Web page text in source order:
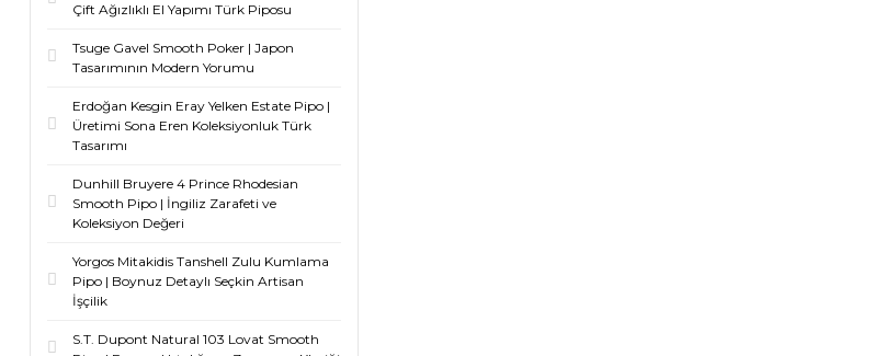
Çift Ağızlıklı El Yapımı Türk Piposu
Tsuge Gavel Smooth Poker | Japon
Tasarımının Modern Yorumu
Erdoğan Kesgin Eray Yelken Estate Pipo |
Üretimi Sona Eren Koleksiyonluk Türk
Tasarımı
Dunhill Bruyere 4 Prince Rhodesian
Smooth Pipo | İngiliz Zarafeti ve
Koleksiyon Değeri
Yorgos Mitakidis Tanshell Zulu Kumlama
Pipo | Boynuz Detaylı Seçkin Artisan
İşçilik
S.T. Dupont Natural 103 Lovat Smooth